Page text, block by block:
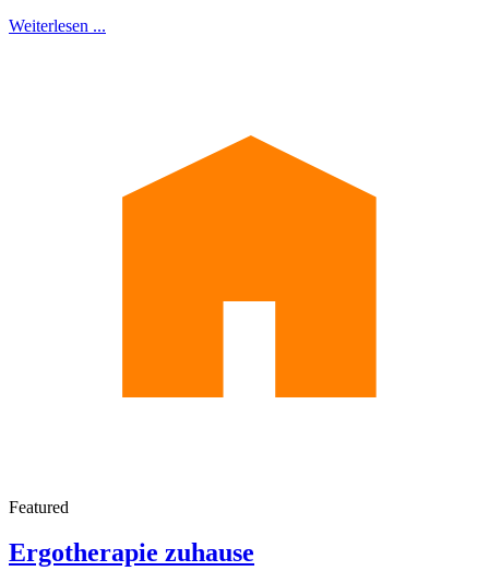
Weiterlesen ...
Featured
Ergotherapie zuhause